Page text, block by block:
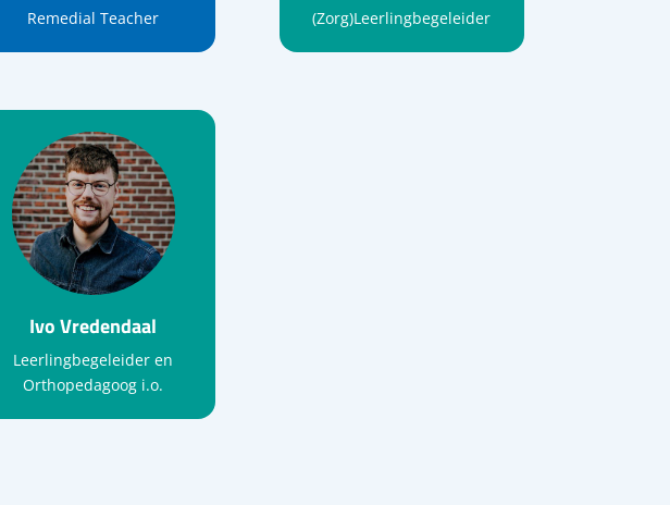
Remedial Teacher (Zorg)Leerlingbegeleider
Ivo Vredendaal
Leerlingbegeleider en
Orthopedagoog i.o.